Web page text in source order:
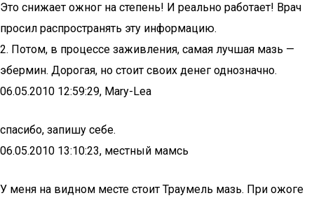
Это снижает ожног на степень! И реально работает! Врач
просил распространять эту информацию.
2. Потом, в процессе заживления, самая лучшая мазь —
эбермин. Дорогая, но стоит своих денег однозначно.
06.05.2010 12:59:29, Mary-Lea
спасибо, запишу себе.
06.05.2010 13:10:23, местный мамсь
У меня на видном месте стоит Траумель мазь. При ожоге